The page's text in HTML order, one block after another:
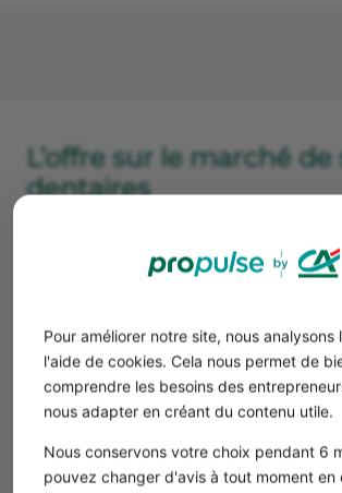
Pour améliorer notre site, nous analysons
l'aide de cookies. Cela nous permet de
comprendre les besoins des
nous adapter en créant du contenu utile.
Nous conservons votre choix pendant 6
pouvez changer d'avis à tout moment en
L’offre sur le marché de
dentaires
le territoire, les cabinets dentaires
représentent une part importante de
dentaires. Tenus par un ou plusieurs
de structure se distingue par leur
et le suivi personnalisé.
Les praticiens y bénéficient d’une grande